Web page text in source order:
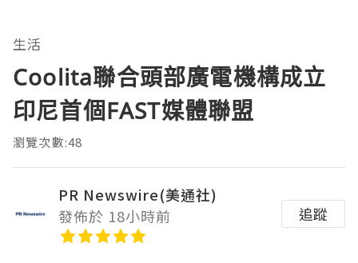
生活
Coolita聯合頭部廣電機構成立
印尼首個FAST媒體聯盟
瀏覽次數:48
PR Newswire(美通社)
發佈於 18小時前
追蹤